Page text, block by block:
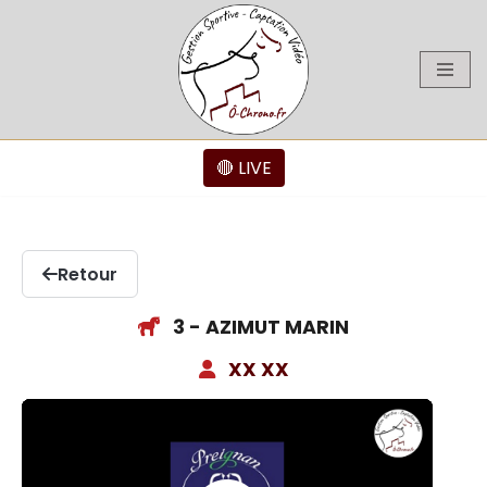
🔴 LIVE
Retour
3 - AZIMUT MARIN
XX XX